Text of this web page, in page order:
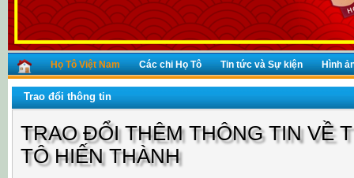
Họ Tô Việt Nam Các chi Họ Tô Tin tức và Sự kiện Hình
Trao đổi thông tin
TRAO ĐỔI THÊM THÔNG TIN VỀ
TÔ HIẾN THÀNH